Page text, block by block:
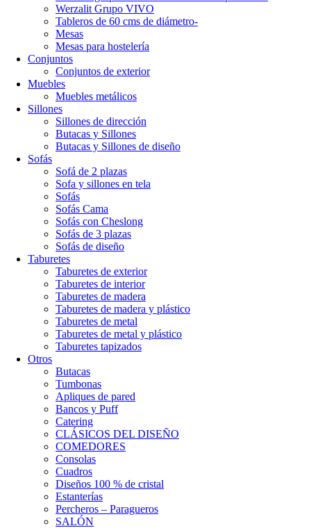
Werzalit Grupo VIVO
Tableros de 60 cms de diámetro-
Mesas
Mesas para hostelería
Conjuntos
Conjuntos de exterior
Muebles
Muebles metálicos
Sillones
Sillones de dirección
Butacas y Sillones
Butacas y Sillones de diseño
Sofás
Sofá de 2 plazas
Sofa y sillones en tela
Sofás
Sofás Cama
Sofás con Cheslong
Sofás de 3 plazas
Sofás de diseño
Taburetes
Taburetes de exterior
Taburetes de interior
Taburetes de madera
Taburetes de madera y plástico
Taburetes de metal
Taburetes de metal y plástico
Taburetes tapizados
Otros
Butacas
Tumbonas
Apliques de pared
Bancos y Puff
Catering
CLÁSICOS DEL DISEÑO
COMEDORES
Consolas
Cuadros
Diseños 100 % de cristal
Estanterías
Percheros – Paragueros
SALÓN